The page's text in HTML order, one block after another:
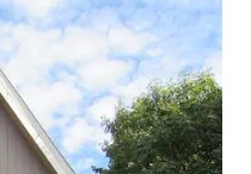
appréciés